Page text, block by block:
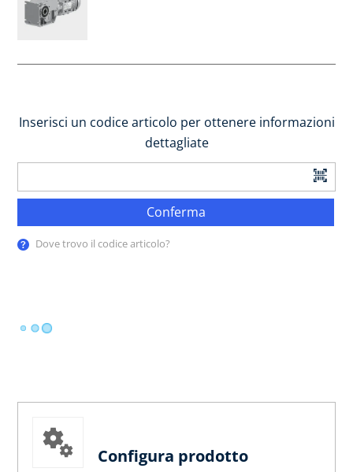
Inserisci un codice articolo per ottenere informazioni
dettagliate
Conferma
Dove trovo il codice articolo?
Configura prodotto